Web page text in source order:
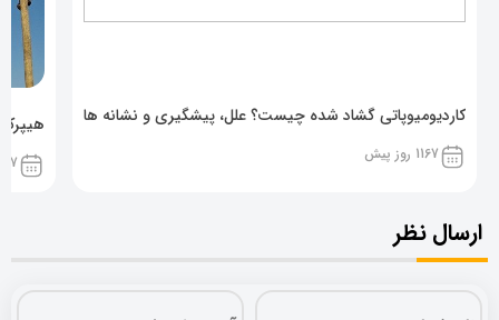
کاردیومیوپاتی گشاد شده چیست؟ علل، پیشگیری و نشانه ها
1167 روز پیش 1167
ارسال نظر